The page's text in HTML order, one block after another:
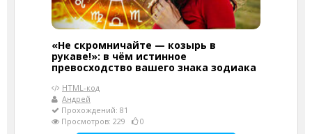
«Не скромничайте — козырь в
рукаве!»: в чём истинное
превосходство вашего знака зодиака
HTML-код
Андрей
Прохождений: 81
Просмотров: 229
0